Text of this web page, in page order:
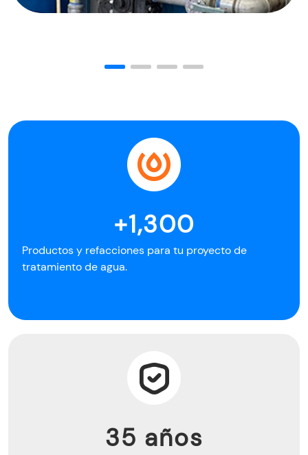
+1,300
Productos y refacciones para tu proyecto de
tratamiento de agua.
35 años